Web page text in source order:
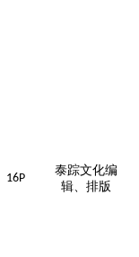
16P
泰踪文化编
辑、排版